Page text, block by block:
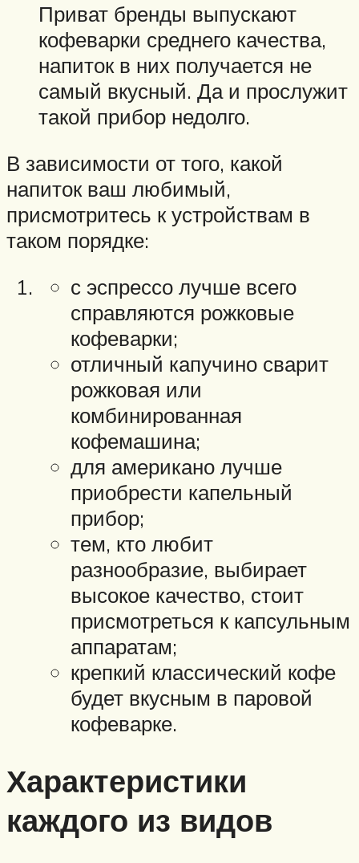
Приват бренды выпускают
кофеварки среднего качества,
напиток в них получается не
самый вкусный. Да и прослужит
такой прибор недолго.
В зависимости от того, какой
напиток ваш любимый,
присмотритесь к устройствам в
таком порядке:
с эспрессо лучше всего
справляются рожковые
кофеварки;
отличный капучино сварит
рожковая или
комбинированная
кофемашина;
для американо лучше
приобрести капельный
прибор;
тем, кто любит
разнообразие, выбирает
высокое качество, стоит
присмотреться к капсульным
аппаратам;
крепкий классический кофе
будет вкусным в паровой
кофеварке.
Характеристики
каждого из видов